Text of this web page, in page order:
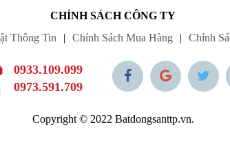
CHÍNH SÁCH CÔNG TY
Thông Tin | Chính Sách Mua Hàng | Chính
0933.109.099
0973.591.709
Copyright © 2022 Batdongsanttp.vn.